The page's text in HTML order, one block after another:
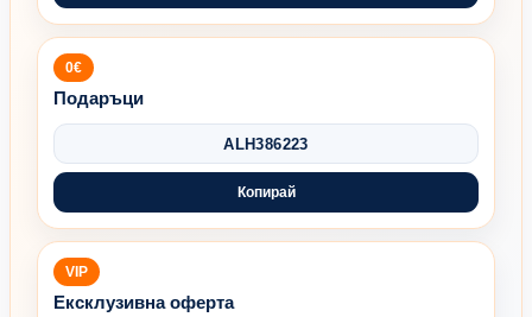
0€
Подаръци
ALH386223
Копирай
VIP
Ексклузивна оферта